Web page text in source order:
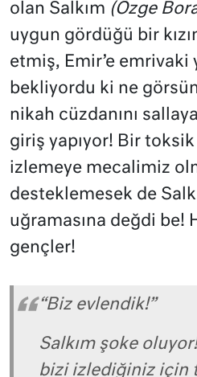
olan Salkım (Özge
uygun gördüğü bir
etmiş, Emir’e emrivaki
bekliyordu ki ne
nikah cüzdanını
giriş yapıyor! Bir
izlemeye mecalimiz
desteklemesek de
uğramasına değdi be!
gençler!
“Biz evlendik!”
Salkım şoke
bizi izlediğiniz için